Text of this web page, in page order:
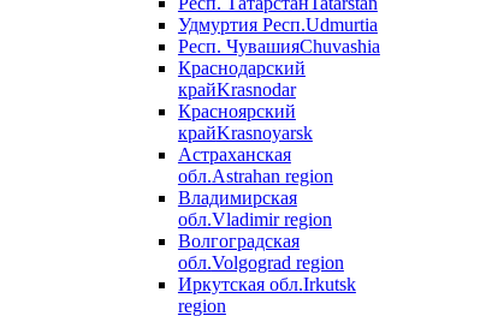
Удмуртия Респ.Udmurtia
Респ. ЧувашияChuvashia
Краснодарский
крайKrasnodar
Красноярский
крайKrasnoyarsk
Астраханская
обл.Astrahan region
Владимирская
обл.Vladimir region
Волгоградская
обл.Volgograd region
Иркутская обл.Irkutsk
region